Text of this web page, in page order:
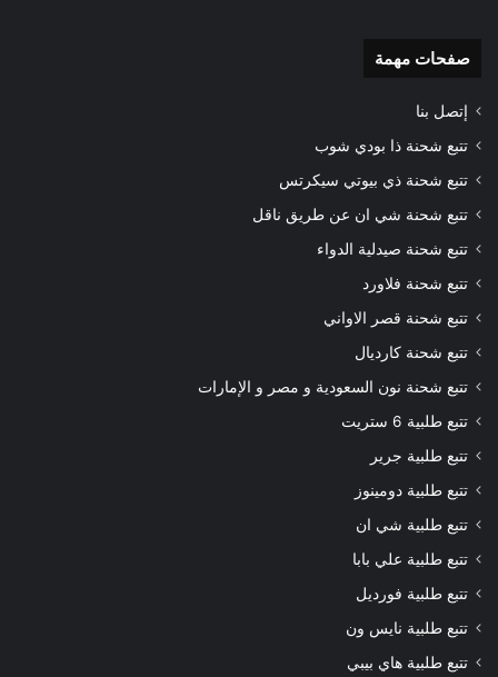
صفحات مهمة
إتصل بنا
تتبع شحنة ذا بودي شوب
تتبع شحنة ذي بيوتي سيكرتس
تتبع شحنة شي ان عن طريق ناقل
تتبع شحنة صيدلية الدواء
تتبع شحنة فلاورد
تتبع شحنة قصر الاواني
تتبع شحنة كارديال
تتبع شحنة نون السعودية و مصر و الإمارات
تتبع طلبية 6 ستريت
تتبع طلبية جرير
تتبع طلبية دومينوز
تتبع طلبية شي ان
تتبع طلبية علي بابا
تتبع طلبية فورديل
تتبع طلبية نايس ون
تتبع طلبية هاي بيبي